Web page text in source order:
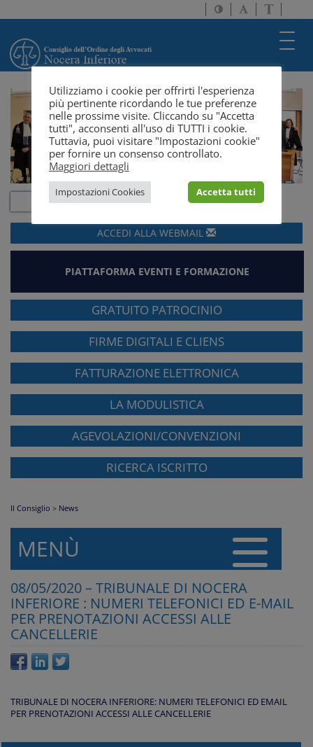
Attiva/disattiva
alto
Attiva/
dimensione
a
solo
ACCEDI ALLA WEBMAIL
PIATTAFORMA EVENTI E FORMAZIONE
GRATUITO PATROCINIO
FIRME DIGITALI E CLIENS
FATTURAZIONE ELETTRONICA
LA MODULISTICA
AGEVOLAZIONI/CONVENZIONI
RICERCA ISCRITTO
Il Consiglio > News
MENÙ
08/05/2020 – TRIBUNALE DI NOCERA
INFERIORE : NUMERI TELEFONICI ED E-MAIL
PER PRENOTAZIONI ACCESSI ALLE
CANCELLERIE
TRIBUNALE DI NOCERA INFERIORE: NUMERI TELEFONICI ED EMAIL
PER PRENOTAZIONI ACCESSI ALLE CANCELLERIE
Utilizziamo i cookie per offrirti l'esperienza
più pertinente ricordando le tue preferenze
nelle prossime visite. Cliccando su "Accetta
tutti", acconsenti all'uso di TUTTI i cookie.
Tuttavia, puoi visitare "Impostazioni cookie"
per fornire un consenso controllato.
Maggiori dettagli
Impostazioni Cookies Accetta tutti